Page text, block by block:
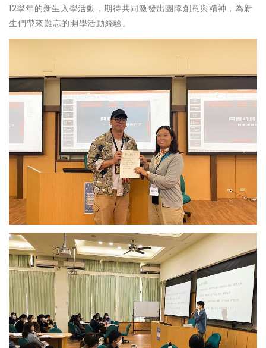
12學年的新生入學活動，期待共同激發出團隊創意與精神，為新
生們帶來難忘的開學活動經驗。